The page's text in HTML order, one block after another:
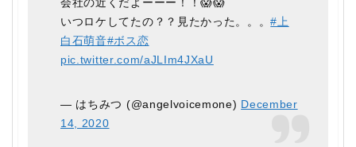
会社の近くだよーーー！！😱😱
いつロケしてたの？？見たかった。。。#上
白石萌音#ボス恋
pic.twitter.com/aJLIm4JXaU
— はちみつ (@angelvoicemone) December
14, 2020